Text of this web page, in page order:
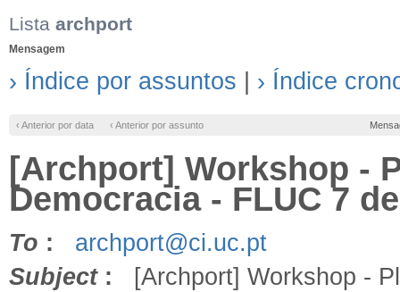
Lista archport
Mensagem
› Índice por assuntos › Índice
‹ Anterior por data ‹ Anterior por assunto
[Archport] Workshop -
Democracia - FLUC 7
To :
archport@ci.uc.pt
Subject: [Archport] Workshop -